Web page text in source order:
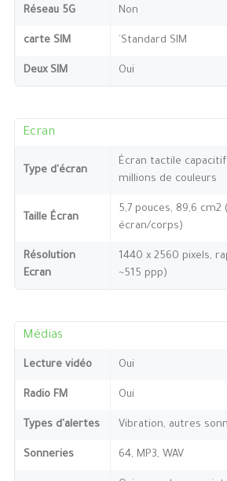
Réseau 5G Non
carte SIM `Standard SIM
Deux SIM Oui
Ecran
Type d'écran
Écran tactile capacitif
millions de couleurs
Taille Écran
5,7 pouces, 89,6 cm2
écran/corps)
Résolution
Ecran
1440 x 2560 pixels,
~515 ppp)
Médias
Lecture vidéo Oui
Radio FM Oui
Types d'alertes Vibration, autres
Sonneries 64, MP3, WAV